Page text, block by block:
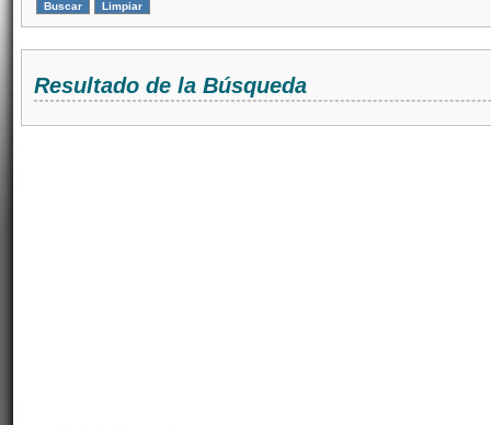
Resultado de la Búsqueda